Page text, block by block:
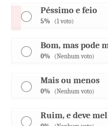
Péssimo e feio
5% (1 voto)
Bom, mas pode
0% (Nenhum voto)
Mais ou menos
0% (Nenhum voto)
Ruim, e deve